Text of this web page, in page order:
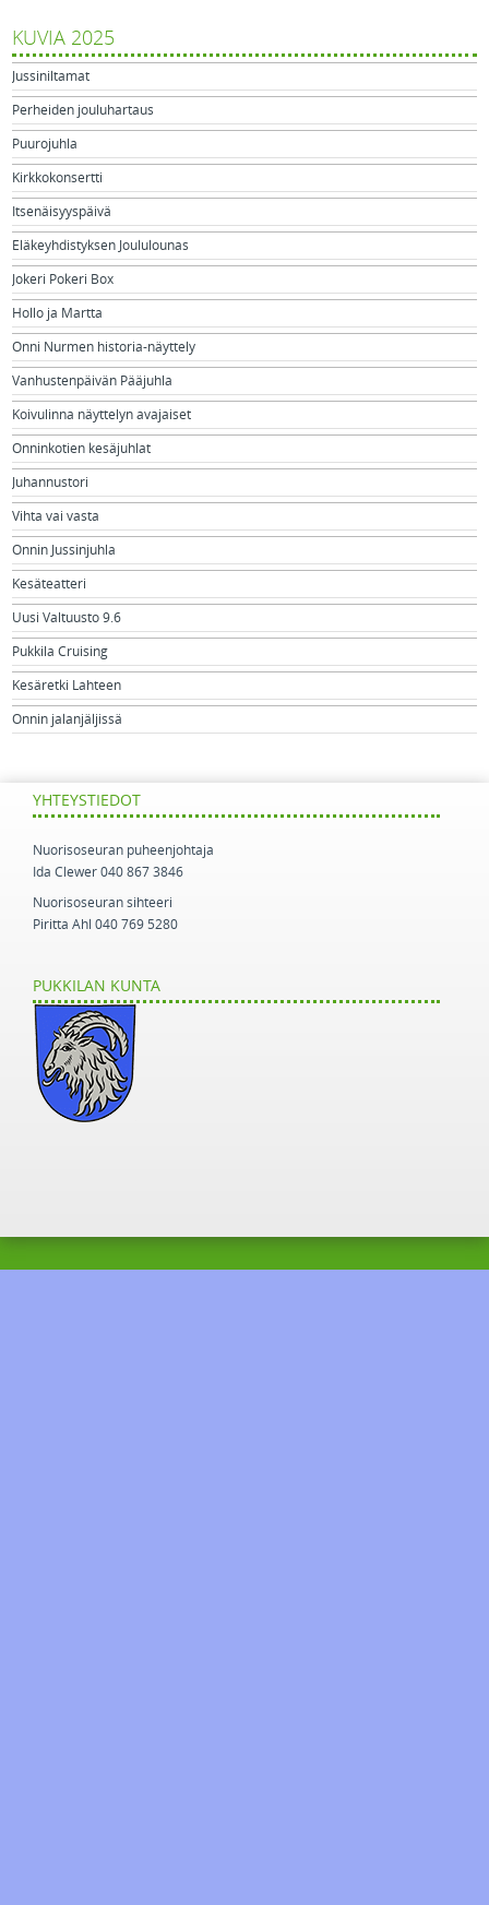
KUVIA 2025
Jussiniltamat
Perheiden jouluhartaus
Puurojuhla
Kirkkokonsertti
Itsenäisyyspäivä
Eläkeyhdistyksen Joululounas
Jokeri Pokeri Box
Hollo ja Martta
Onni Nurmen historia-näyttely
Vanhustenpäivän Pääjuhla
Koivulinna näyttelyn avajaiset
Onninkotien kesäjuhlat
Juhannustori
Vihta vai vasta
Onnin Jussinjuhla
Kesäteatteri
Uusi Valtuusto 9.6
Pukkila Cruising
Kesäretki Lahteen
Onnin jalanjäljissä
YHTEYSTIEDOT
Nuorisoseuran puheenjohtaja
Ida Clewer 040 867 3846
Nuorisoseuran sihteeri
Piritta Ahl 040 769 5280
PUKKILAN KUNTA